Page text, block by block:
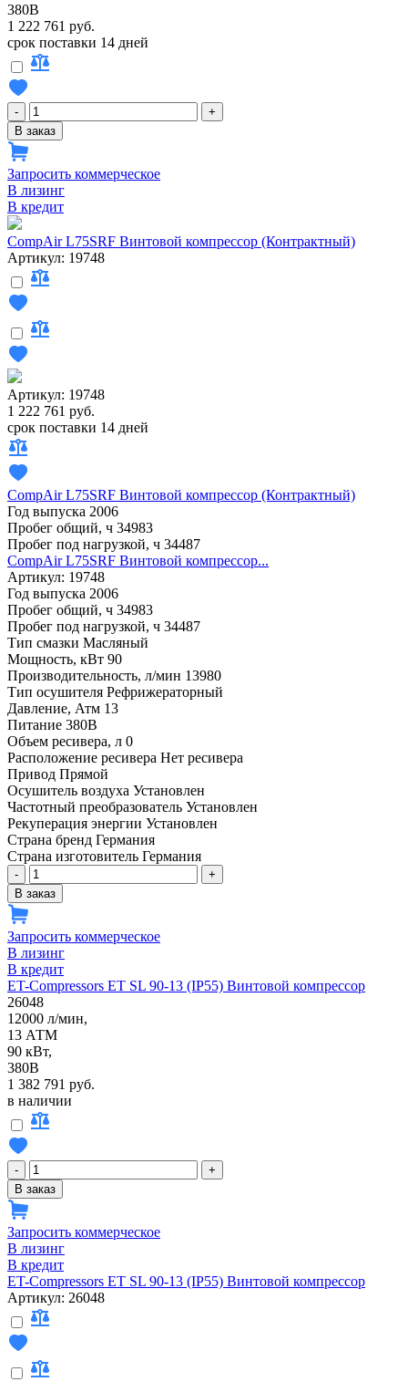
380В
1 222 761 руб.
срок поставки 14 дней
-
+
В заказ
Запросить коммерческое
В лизинг
В кредит
CompAir L75SRF Винтовой компрессор (Контрактный)
Артикул: 19748
Артикул: 19748
1 222 761 руб.
срок поставки 14 дней
CompAir L75SRF Винтовой компрессор (Контрактный)
Год выпуска 2006
Пробег общий, ч 34983
Пробег под нагрузкой, ч 34487
CompAir L75SRF Винтовой компрессор...
Артикул: 19748
Год выпуска 2006
Пробег общий, ч 34983
Пробег под нагрузкой, ч 34487
Тип смазки Масляный
Мощность, кВт 90
Производительность, л/мин 13980
Тип осушителя Рефрижераторный
Давление, Атм 13
Питание 380В
Объем ресивера, л 0
Расположение ресивера Нет ресивера
Привод Прямой
Осушитель воздуха Установлен
Частотный преобразователь Установлен
Рекуперация энергии Установлен
Страна бренд Германия
Страна изготовитель Германия
-
+
В заказ
Запросить коммерческое
В лизинг
В кредит
ET-Compressors ET SL 90-13 (IP55) Винтовой компрессор
26048
12000 л/мин,
13 АТМ
90 кВт,
380В
1 382 791 руб.
в наличии
-
+
В заказ
Запросить коммерческое
В лизинг
В кредит
ET-Compressors ET SL 90-13 (IP55) Винтовой компрессор
Артикул: 26048